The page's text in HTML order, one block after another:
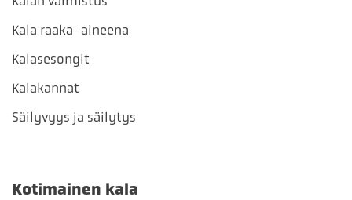
Kala raaka-aineena
Kalasesongit
Kalakannat
Säilyvyys ja säilytys
Kotimainen kala